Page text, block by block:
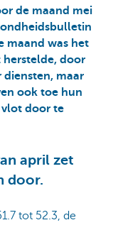
de maand mei
maand was het
herstelde, door
diensten, maar
ook toe hun
door te
april zet
door.
tot 52.3, de